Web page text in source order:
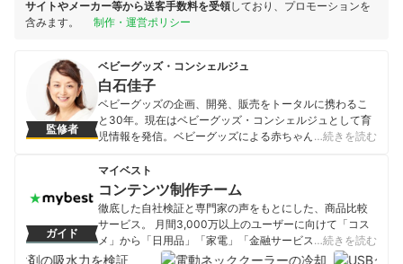
サイトやメーカー等から送客手数料を受領しており、プロモーションを
含みます。
制作・運営ポリシー
監修者
ベビーグッズ・コンシェルジュ
白石佳子
ベビーグッズの企画、開発、販売をトータルに携わるこ
と30年。現在はベビーグッズ・コンシェルジュとして育
児情報を発信。ベビーグッズによる赤ちゃんの事故を減
をサポートするために活動中。延べ2000人のパパママに
育児グッズ講座を開催。新米ファミリーの育児を助ける
オリジナルベビー服「ラクラクふわふわバルーンオー
ル」はキッズデザイン賞を受賞。 メディア歴：「おはよ
う日本」（NHK）
白石佳子のプロフィール
…続きを読む
ガイド
マイベスト
コンテンツ制作チーム
徹底した自社検証と専門家の声をもとにした、商品比較
サービス。 月間3,000万以上のユーザーに向けて「コス
メ」から「日用品」「家電」「金融サービス」まで、ベ
ストな商品を選んでもらうために、毎日コンテンツを制
…続きを読む